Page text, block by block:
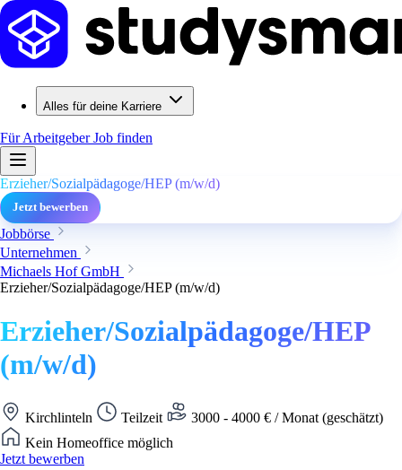
Alles für deine Karriere
Für ArbeitgeberJob finden
Erzieher/Sozialpädagoge/HEP (m/w/d)
Jetzt bewerben
Jobbörse
Unternehmen
Michaels Hof GmbH
Erzieher/Sozialpädagoge/HEP (m/w/d)
Erzieher/Sozialpädagoge/HEP
(m/w/d)
Kirchlinteln Teilzeit
3000 - 4000 € / Monat (geschätzt)
Kein Homeoffice möglich
Jetzt bewerben